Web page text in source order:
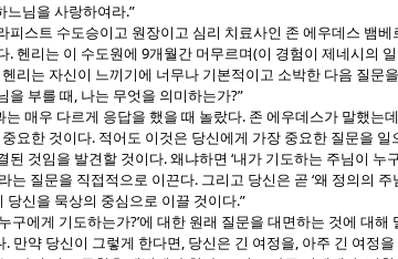
느님을 사랑하여라.”
피스트 수도승이고 원장이고 심리 치료사인 존 에우데스 뱀베
. 헨리는 이 수도원에 9개월간 머무르며(이 경험이 제네시의
리는 자신이 느끼기에 너무나 기본적이고 소박한 다음 질문
을 부를 때 , 나는 무엇을 의미하는가?”
매우 다르게 응답을 했을 때 놀랐다. 존 에우데스가 말했는데
요한 것이다. 적어도 이것은 당신에게 가장 중요한 질문을 일
된 것임을 발견할 것이다. 왜냐하면 ‘내가 기도하는 주님이 누
라는 질문을 직접적으로 이끈다. 그리고 당신은 곧 ‘왜 정의의 주
당신을 묵상의 중심으로 이끌 것이다.”
구에게 기도하는가?’에 대한 원래 질문을 대면하는 것에 대해
. 만약 당신이 그렇게 한다면 , 당신은 긴 여정을, 아주 긴 여정